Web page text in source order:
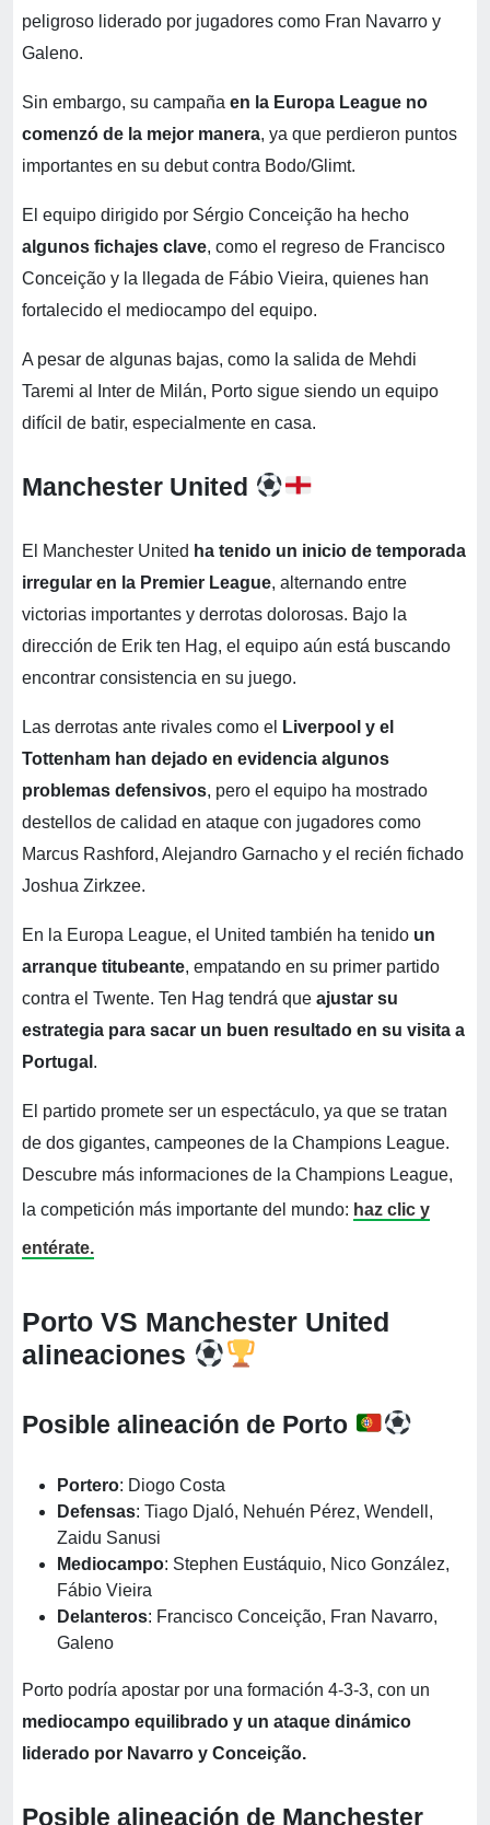
peligroso liderado por jugadores como Fran Navarro y
Galeno.
Sin embargo, su campaña en la Europa League no
comenzó de la mejor manera, ya que perdieron puntos
importantes en su debut contra Bodo/Glimt.
El equipo dirigido por Sérgio Conceição ha hecho
algunos fichajes clave, como el regreso de Francisco
Conceição y la llegada de Fábio Vieira, quienes han
fortalecido el mediocampo del equipo.
A pesar de algunas bajas, como la salida de Mehdi
Taremi al Inter de Milán, Porto sigue siendo un equipo
difícil de batir, especialmente en casa.
Manchester United
El Manchester United ha tenido un inicio de temporada
irregular en la Premier League, alternando entre
victorias importantes y derrotas dolorosas. Bajo la
dirección de Erik ten Hag, el equipo aún está buscando
encontrar consistencia en su juego.
Las derrotas ante rivales como el
Liverpool y el
Tottenham han dejado en evidencia algunos
problemas defensivos, pero el equipo ha mostrado
destellos de calidad en ataque con jugadores como
Marcus Rashford, Alejandro Garnacho y el recién fichado
Joshua Zirkzee.
En la Europa League, el United también ha tenido un
arranque titubeante, empatando en su primer partido
contra el Twente. Ten Hag tendrá que ajustar su
estrategia para sacar un buen resultado en su visita a
Portugal .
El partido promete ser un espectáculo, ya que se tratan
de dos gigantes, campeones de la Champions League.
Descubre más informaciones de la Champions League,
la competición más importante del mundo: haz clic y
entérate.
Porto VS Manchester United
alineaciones
Posible alineación de Porto
Portero: Diogo Costa
Defensas: Tiago Djaló, Nehuén Pérez, Wendell,
Zaidu Sanusi
Mediocampo: Stephen Eustáquio, Nico González,
Fábio Vieira
Delanteros: Francisco Conceição, Fran Navarro,
Galeno
Porto podría apostar por una formación 4-3-3, con un
mediocampo equilibrado y un ataque dinámico
liderado por Navarro y Conceição.
Posible alineación de Manchester